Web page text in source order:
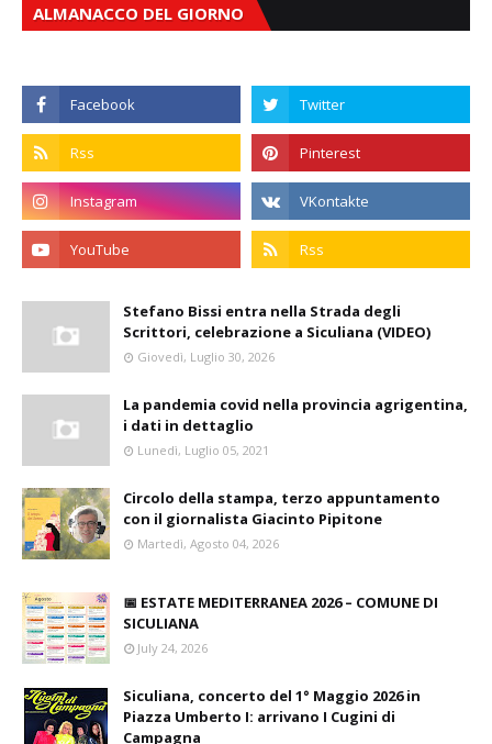
ALMANACCO DEL GIORNO
Stefano Bissi entra nella Strada degli
Scrittori, celebrazione a Siculiana (VIDEO)
Giovedì, Luglio 30, 2026
La pandemia covid nella provincia agrigentina,
i dati in dettaglio
Lunedì, Luglio 05, 2021
Circolo della stampa, terzo appuntamento
con il giornalista Giacinto Pipitone
Martedì, Agosto 04, 2026
📅 ESTATE MEDITERRANEA 2026 – COMUNE DI
SICULIANA
July 24, 2026
Siculiana, concerto del 1° Maggio 2026 in
Piazza Umberto I: arrivano I Cugini di
Campagna